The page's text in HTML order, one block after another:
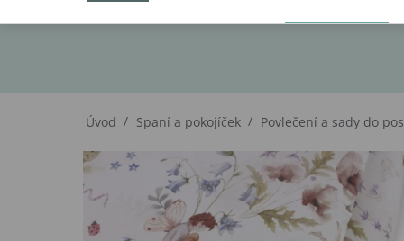
Úvod / Spaní a pokojíček / Povlečení a sady do